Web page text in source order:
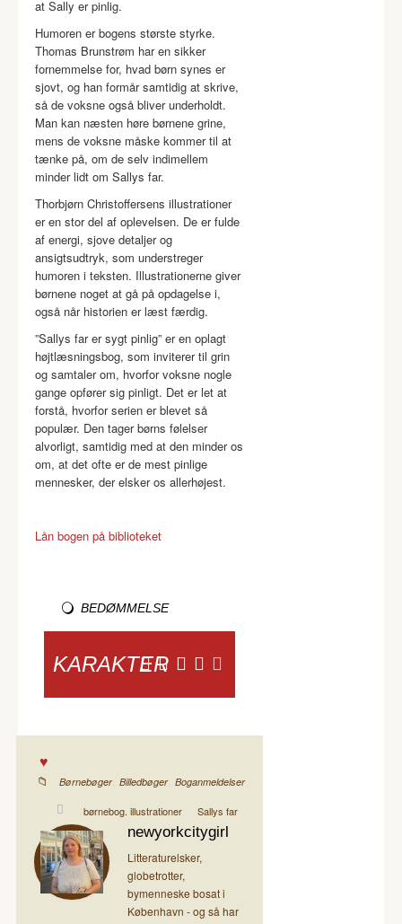
at Sally er pinlig.
Humoren er bogens største styrke.
Thomas Brunstrøm har en sikker
fornemmelse for, hvad børn synes er
sjovt, og han formår samtidig at skrive,
så de voksne også bliver underholdt.
Man kan næsten høre børnene grine,
mens de voksne måske kommer til at
tænke på, om de selv indimellem
minder lidt om Sallys far.
Thorbjørn Christoffersens illustrationer
er en stor del af oplevelsen. De er fulde
af energi, sjove detaljer og
ansigtsudtryk, som understreger
humoren i teksten. Illustrationerne giver
børnene noget at gå på opdagelse i,
også når historien er læst færdig.
”Sallys far er sygt pinlig” er en oplagt
højtlæsningsbog, som inviterer til grin
og samtaler om, hvorfor voksne nogle
gange opfører sig pinligt. Det er let at
forstå, hvorfor serien er blevet så
populær. Den tager børns følelser
alvorligt, samtidig med at den minder os
om, at det ofte er de mest pinlige
mennesker, der elsker os allerhøjest.
Lån bogen på biblioteket
BEDØMMELSE
KARAKTER
Børnebøger, Billedbøger, Boganmeldelser
børnebog. illustrationer Sallys far
newyorkcitygirl
Litteraturelsker,
globetrotter,
bymenneske bosat i
København - og så har